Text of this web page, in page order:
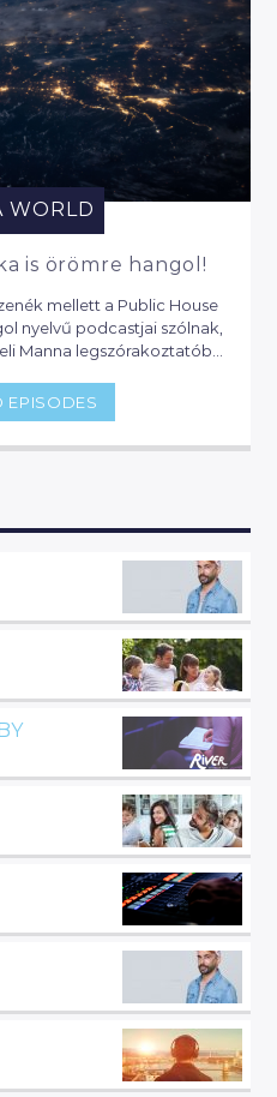
WORLD
is örömre hangol!
mellett a Public House
nyelvű podcastjai szólnak,
Manna legszórakoztatóbb
EPISODES